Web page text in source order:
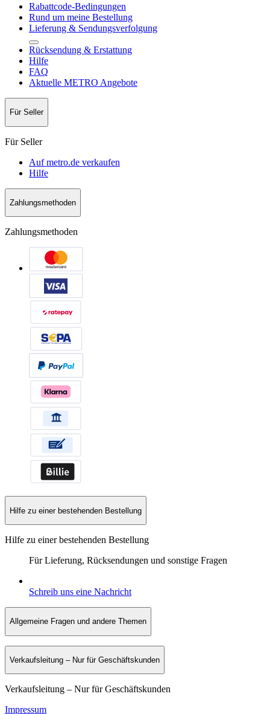
Rabattcode-Bedingungen
Rund um meine Bestellung
Lieferung & Sendungsverfolgung
Rücksendung & Erstattung
Hilfe
FAQ
Aktuelle METRO Angebote
Für Seller
Für Seller
Auf metro.de verkaufen
Hilfe
Zahlungsmethoden
Zahlungsmethoden
Hilfe zu einer bestehenden Bestellung
Hilfe zu einer bestehenden Bestellung
Für Lieferung, Rücksendungen und sonstige Fragen
Schreib uns eine Nachricht
Allgemeine Fragen und andere Themen
Verkaufsleitung – Nur für Geschäftskunden
Verkaufsleitung – Nur für Geschäftskunden
Impressum